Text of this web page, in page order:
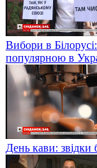
Вибори в
популярною в
День кави: звідки